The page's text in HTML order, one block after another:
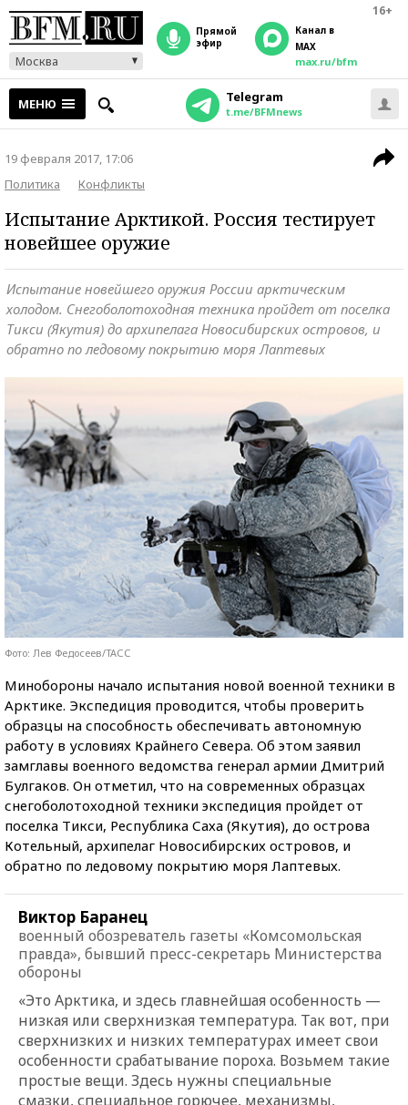
16+
Москва
прямой
эфир
Канал в
MAX
max.ru/bfm
МЕНЮ Telegram
t.me/BFMnews
19 февраля 2017, 17:06
Политика
Конфликты
Испытание Арктикой. Россия тестирует
новейшее оружие
Испытание новейшего оружия России арктическим
холодом. Снегоболотоходная техника пройдет от поселка
Тикси (Якутия) до архипелага Новосибирских островов, и
обратно по ледовому покрытию моря Лаптевых
Фото: Лев Федосеев/ТАСС
Минобороны начало испытания новой военной техники в
Арктике. Экспедиция проводится, чтобы проверить
образцы на способность обеспечивать автономную
работу в условиях Крайнего Севера. Об этом заявил
замглавы военного ведомства генерал армии Дмитрий
Булгаков. Он отметил, что на современных образцах
снегоболотоходной техники экспедиция пройдет от
поселка Тикси, Республика Саха (Якутия), до острова
Котельный, архипелаг Новосибирских островов, и
обратно по ледовому покрытию моря Лаптевых.
Виктор Баранец
военный обозреватель газеты «Комсомольская
правда», бывший пресс-секретарь Министерства
обороны
«Это Арктика, и здесь главнейшая особенность —
низкая или сверхнизкая температура. Так вот, при
сверхнизких и низких температурах имеет свои
особенности срабатывание пороха. Возьмем такие
простые вещи. Здесь нужны специальные
смазки, специальное горючее, механизмы,